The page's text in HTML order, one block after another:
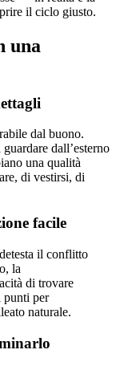
il ciclo giusto.
una
dal buono.
dall’esterno
una qualità
di vestirsi, di
facile
il conflitto
la
di trovare
punti per
naturale.